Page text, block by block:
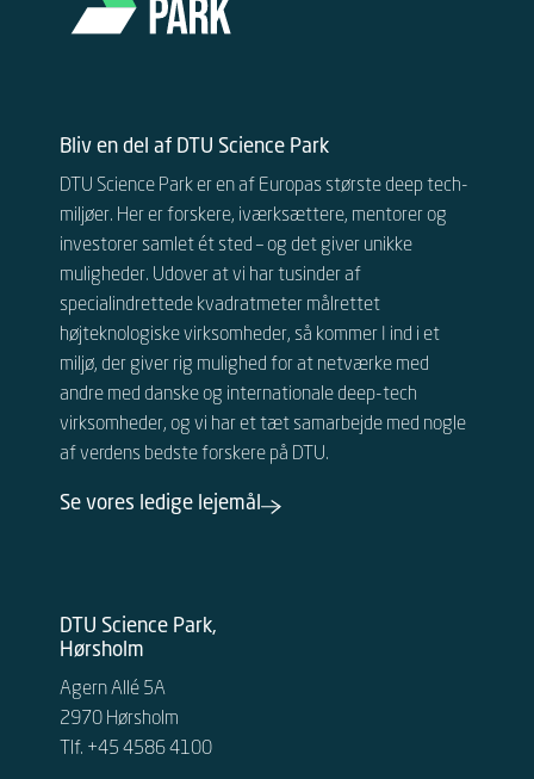
Bliv en del af DTU Science Park
DTU Science Park er en af Europas største deep tech-
miljøer. Her er forskere, iværksættere, mentorer og
investorer samlet ét sted – og det giver unikke
muligheder. Udover at vi har tusinder af
specialindrettede kvadratmeter målrettet
højteknologiske virksomheder, så kommer I ind i et
miljø, der giver rig mulighed for at netværke med
andre med danske og internationaledeep-tech
virksomheder, og vi har et tæt samarbejde med nogle
af verdens bedste forskere på DTU.
Se vores ledige lejemål
DTU Science Park,
Hørsholm
Agern Allé 5A
2970 Hørsholm
Tlf. +45 4586 4100